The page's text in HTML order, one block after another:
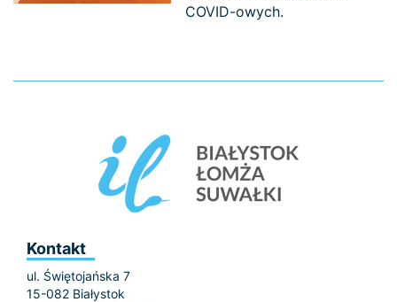
COVID-owych.
Kontakt
ul. Świętojańska 7
15-082 Białystok